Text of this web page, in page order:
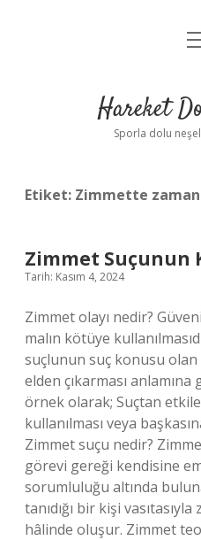
Yasal
Hareket
Sporla dolu
Etiket: Zimmette zaman
Zimmet Suçunun
Tarih: Kasım 4, 2024
Zimmet olayı nedir?
malın kötüye
suçlunun suç konusu
elden çıkarması
örnek olarak; Suçtan
kullanılması veya
Zimmet suçu nedir?
görevi gereği kendisine
sorumluluğu altında
tanıdığı bir kişi
hâlinde oluşur. Zimmet